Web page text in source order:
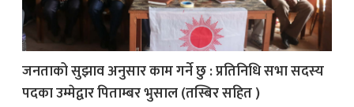
जनताको सुझाव अनुसार काम गर्ने छु : प्रतिनिधि सभा सदस्य
पदका उम्मेद्वार पिताम्बर भुसाल (तस्बिर सहित )